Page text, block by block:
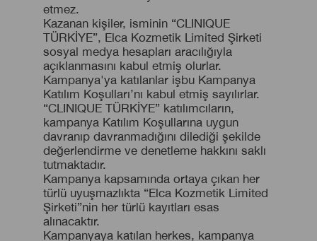
etmez.
Kazanan kişiler, isminin “CLINIQUE
TÜRKİYE”, Elca Kozmetik Limited Şirketi
sosyal medya hesapları aracılığıyla
açıklanmasını kabul etmiş olurlar.
Kampanya'ya katılanlar işbu Kampanya
Katılım Koşulları’nı kabul etmiş sayılırlar.
“CLINIQUE TÜRKİYE” katılımcıların,
kampanya Katılım Koşullarına uygun
davranıp davranmadığını dilediği şekilde
değerlendirme ve denetleme hakkını saklı
tutmaktadır.
Kampanya kapsamında ortaya çıkan her
türlü uyuşmazlıkta “Elca Kozmetik Limited
Şirketi”nin her türlü kayıtları esas
alınacaktır.
Kampanyaya katılan herkes, kampanya